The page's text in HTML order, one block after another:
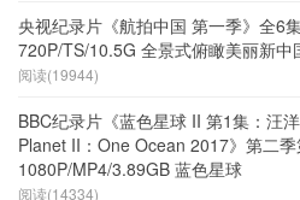
央视纪录片《航拍中国 第一季》全6
720P/TS/10.5G 全景式俯瞰美丽新中
阅读(19944)
BBC纪录片《蓝色星球 II 第1集：汪
Planet II：One Ocean 2017》第二
1080P/MP4/3.89GB 蓝色星球
阅读(14334)